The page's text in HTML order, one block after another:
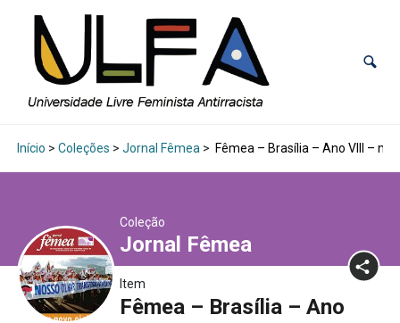
Início > Coleções > Jornal Fêmea > Fêmea – Brasília – Ano VIII –
Coleção
Jornal Fêmea
Item
Fêmea – Brasília – Ano